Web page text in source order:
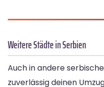
Weitere Städte in Serbien
Auch in andere
zuverlässig deinen